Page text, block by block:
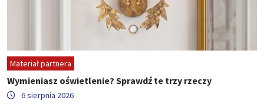
Materiał partnera
Wymieniasz oświetlenie? Sprawdź te trzy rzeczy
6 sierpnia 2026